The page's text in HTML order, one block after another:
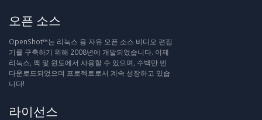
오픈 소스
OpenShot™는 리눅스 용 자유 오픈 소스 비디오 편집
기를 구축하기 위해 2008년에 개발되었습니다. 이제
리눅스, 맥 및 윈도에서 사용할 수 있으며, 수백만 번
다운로드되었으며 프로젝트로서 계속 성장하고 있습
니다!
라이선스